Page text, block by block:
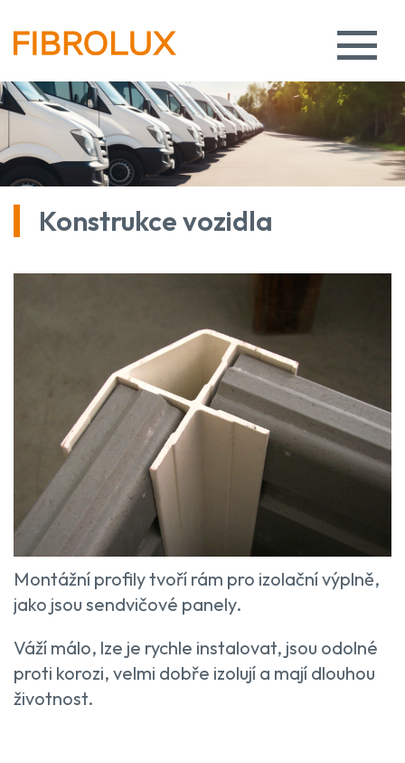
Konstrukce vozidla
Montážní profily tvoří rám pro izolační výplně,
jako jsou sendvičové panely.
Váží málo, lze je rychle instalovat, jsou odolné
proti korozi, velmi dobře izolují a mají dlouhou
životnost.